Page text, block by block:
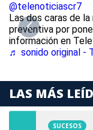
@telenoticiascr7
Las dos caras de la
preventiva por
información en
♬ sonido original -
LAS MÁS
SUCESOS